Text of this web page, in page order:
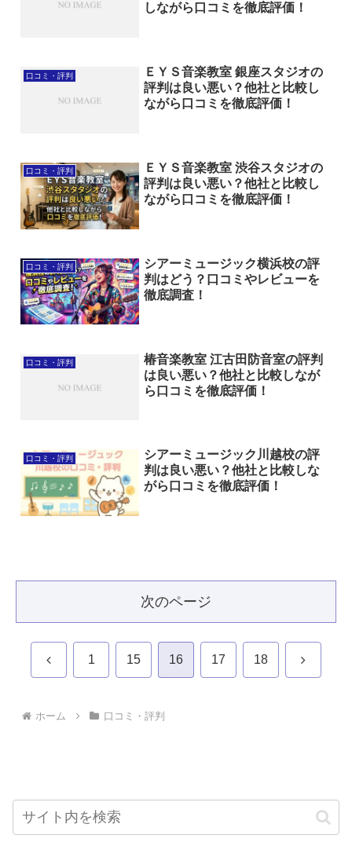
しながら口コミを徹底評価！
口コミ・評判
ＥＹＳ音楽教室 銀座スタジオの
評判は良い悪い？他社と比較し
ながら口コミを徹底評価！
口コミ・評判
ＥＹＳ音楽教室 渋谷スタジオの
評判は良い悪い？他社と比較し
ながら口コミを徹底評価！
口コミ・評判
シアーミュージック横浜校の評
判はどう？口コミやレビューを
徹底調査！
口コミ・評判
椿音楽教室 江古田防音室の評判
は良い悪い？他社と比較しなが
ら口コミを徹底評価！
口コミ・評判
シアーミュージック川越校の評
判は良い悪い？他社と比較しな
がら口コミを徹底評価！
次のページ
前 1 15 16 17 18 次
ホーム 口コミ・評判